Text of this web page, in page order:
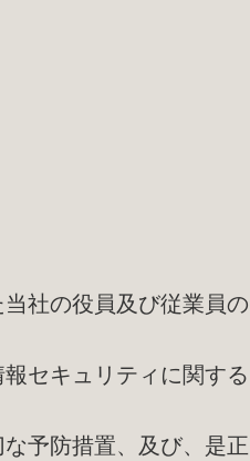
社の役員及び従業員の
セキュリティに関する
予防措置、及び、是正